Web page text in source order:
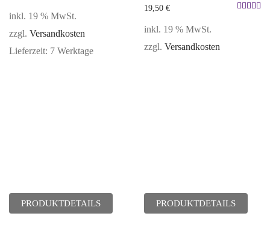
inkl. 19 % MwSt.
zzgl. Versandkosten
Lieferzeit: 7 Werktage
PRODUKTDETAILS
19,50 €
inkl. 19 % MwSt.
zzgl. Versandkosten
PRODUKTDETAILS